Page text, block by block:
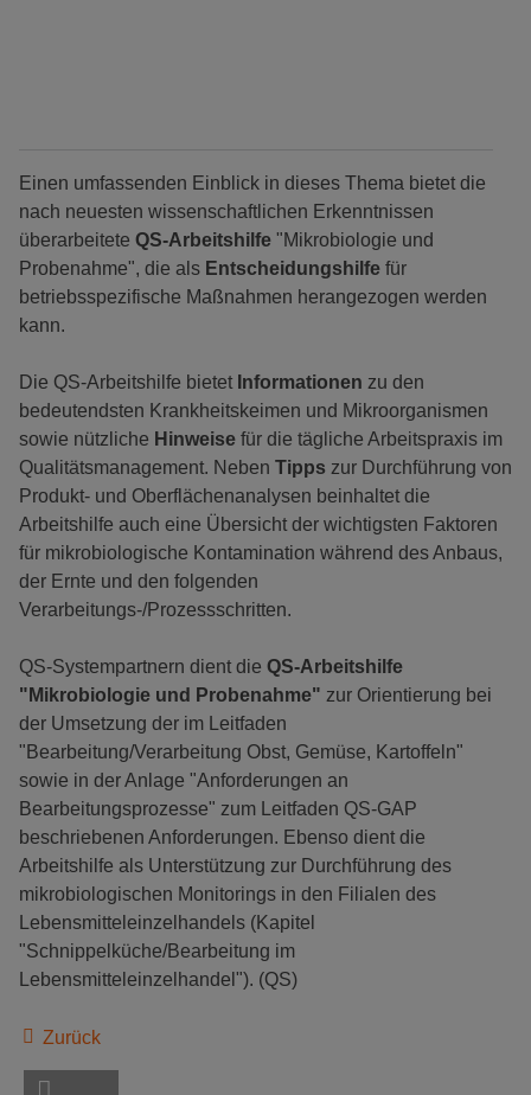
Einen umfassenden Einblick in dieses Thema bietet die
nach neuesten wissenschaftlichen Erkenntnissen
überarbeitete QS-Arbeitshilfe "Mikrobiologie und
Probenahme", die als Entscheidungshilfe für
betriebsspezifische Maßnahmen herangezogen werden
kann.
Die QS-Arbeitshilfe bietet Informationen zu den
bedeutendsten Krankheitskeimen und Mikroorganismen
sowie nützliche Hinweise für die tägliche Arbeitspraxis im
Qualitätsmanagement. Neben Tipps zur Durchführung von
Produkt- und Oberflächenanalysen beinhaltet die
Arbeitshilfe auch eine Übersicht der wichtigsten Faktoren
für mikrobiologische Kontamination während des Anbaus,
der Ernte und den folgenden
Verarbeitungs-/Prozessschritten.
QS-Systempartnern dient die QS-Arbeitshilfe
"Mikrobiologie und Probenahme" zur Orientierung bei
der Umsetzung der im Leitfaden
"Bearbeitung/Verarbeitung Obst, Gemüse, Kartoffeln"
sowie in der Anlage "Anforderungen an
Bearbeitungsprozesse" zum Leitfaden QS-GAP
beschriebenen Anforderungen. Ebenso dient die
Arbeitshilfe als Unterstützung zur Durchführung des
mikrobiologischen Monitorings in den Filialen des
Lebensmitteleinzelhandels (Kapitel
"Schnippelküche/Bearbeitung im
Lebensmitteleinzelhandel"). (QS)
Zurück